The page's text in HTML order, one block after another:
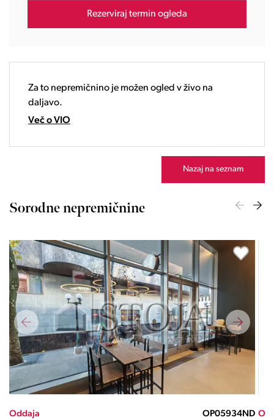
20:00
Rezerviraj termin ogleda
Za to nepremičnino je možen ogled v živo na
daljavo.
Več o VIO
Nazaj na seznam
Sorodne nepremičnine
Oddaja OP05934ND